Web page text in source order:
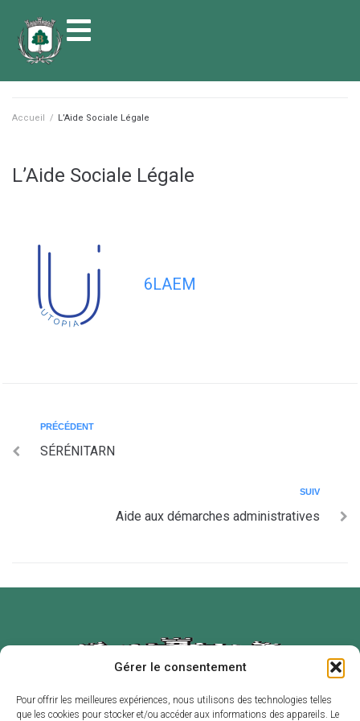
Gérer le consentement
Pour offrir les meilleures expériences, nous utilisons des technologies telles
que les cookies pour stocker et/ou accéder aux informations des appareils. Le
principal
Accueil / L’Aide Sociale Légale
L’Aide Sociale Légale
6LAEM
PRÉCÉDENT
SÉRÉNITARN
SUIV
Aide aux démarches administratives